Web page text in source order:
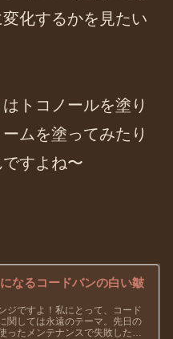
化するかを見たい
トコノールを塗り
ムを塗ってみたり
すよね〜
なるコードバンの白い皺
ジですよ！私にとって、コード
関しては永遠のテーマ。先日の
ったメンテナンスで失敗したこ